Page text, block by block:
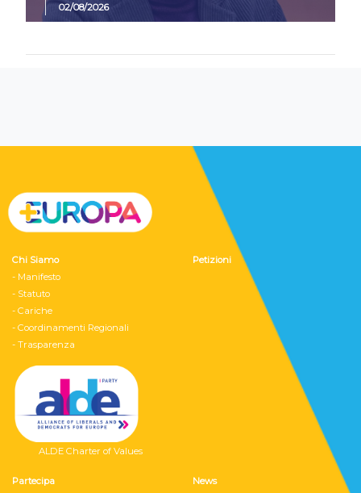
02/08/2026
Chi Siamo
- Manifesto
- Statuto
- Cariche
- Coordinamenti Regionali
- Trasparenza
ALDE Charter of Values
Petizioni
Partecipa
News